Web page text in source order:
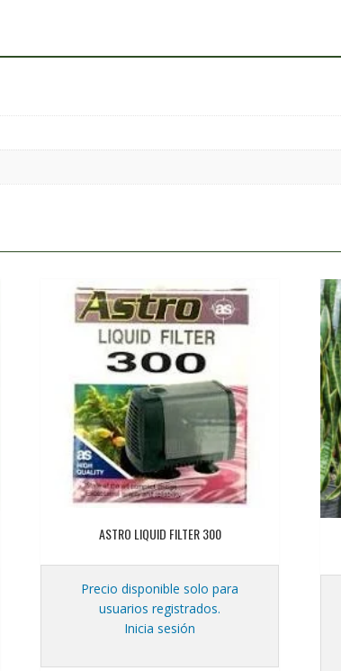
ASTRO LIQUID FILTER 300
Precio disponible solo para
usuarios registrados.
Inicia sesión